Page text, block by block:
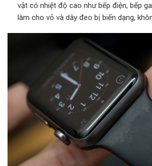
vật có nhiệt độ cao như bếp điện, bếp
làm cho vỏ và dây đeo bị biến dạng,